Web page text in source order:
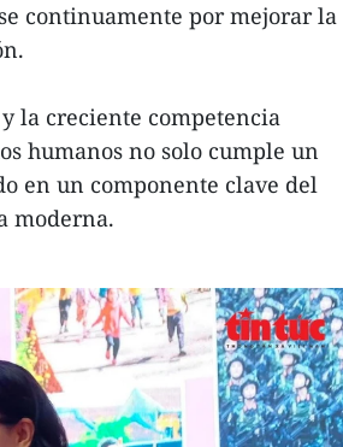
continuamente por mejorar la
la creciente competencia
humanos no solo cumple un
en un componente clave del
moderna.